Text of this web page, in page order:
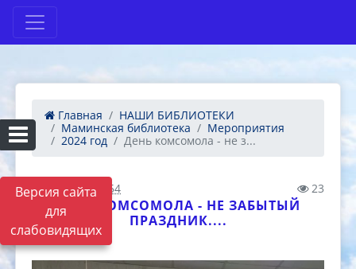
Версия сайта
для
слабовидящих
Главная
НАШИ БИБЛИОТЕКИ
Маминская библиотека
Мероприятия
2024 год
День комсомола - не з...
08.11.2024 03:54 23
ДЕНЬ КОМСОМОЛА - НЕ ЗАБЫТЫЙ
ПРАЗДНИК....